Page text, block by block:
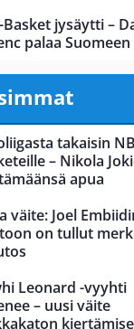
Basket jysäytti –
palaa Suomeen
takaisin
– Nikola
apua
väite: Joel
on tullut
Leonard -vyyhti
– uusi väite